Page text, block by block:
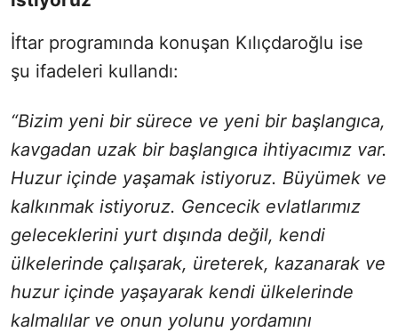
İftar programında konuşan Kılıçdaroğlu ise
şu ifadeleri kullandı:
“Bizim yeni bir sürece ve yeni bir başlangıca,
kavgadan uzak bir başlangıca ihtiyacımız var.
Huzur içinde yaşamak istiyoruz. Büyümek ve
kalkınmak istiyoruz. Gencecik evlatlarımız
geleceklerini yurt dışında değil, kendi
ülkelerinde çalışarak, üreterek, kazanarak ve
huzur içinde yaşayarak kendi ülkelerinde
kalmalılar ve onun yolunu yordamını